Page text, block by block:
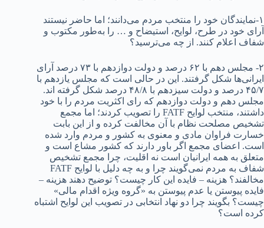
۱-نمایندگان خود را منتخب مردم می‌دانند؛ اما حاضر نیستند
آرای خود در طرح، لوایح، استیضاح و … را به‌طور مکتوب و
شفاف اعلام کنند. از چه می‌ترسید؟
۲- مجلس دهم با ۶۲ درصد و دولت دوازدهم با ۷۳ درصد آرای
ایرانی‌ها شکل گرفتند. این در حالی است که مجلس یازدهم با
۴۵/۷ درصد و دولت سیزدهم با ۴۸/۸ درصد شکل گرفته اند.
مجلس دهم و دولت دوازدهم که رای اکثریت مردم را با خود
داشتند، منتخب لوایح FATF را تصویب کردند؛ اما مجمع
تشخیص مصلحت نظام با آن مخالفت کرده و از این بابت
خسارت فراوان مادی و معنوی به کشور و مردم وارد شده
است. اعضای مجمع اگر باور دارند که کشور مشاع است و
متعلق به همه ایرانیان است نه اقلیت، چرا مجمع تشخیص
شفاف به مردم نمی‌گویند چرا و به چه دلیل با لوایح FATF
مخالفند؟ هزینه – فایده این کار چیست؟ توضیح دهند هزینه –
فایده پیوستن یا عدم پیوستن به «گروه ویژه اقدام مالی»
چیست؟ بگویند چرا دو نهاد انتخابی در تصویب این لوایح اشتباه
کرده است؟